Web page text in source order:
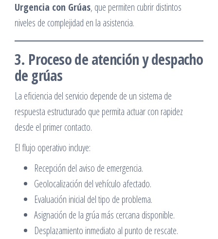
Urgencia con Grúas, que permiten cubrir distintos
niveles de complejidad en la asistencia.
3. Proceso de atención y despacho
de grúas
La eficiencia del servicio depende de un sistema de
respuesta estructurado que permita actuar con rapidez
desde el primer contacto.
El flujo operativo incluye:
Recepción del aviso de emergencia.
Geolocalización del vehículo afectado.
Evaluación inicial del tipo de problema.
Asignación de la grúa más cercana disponible.
Desplazamiento inmediato al punto de rescate.